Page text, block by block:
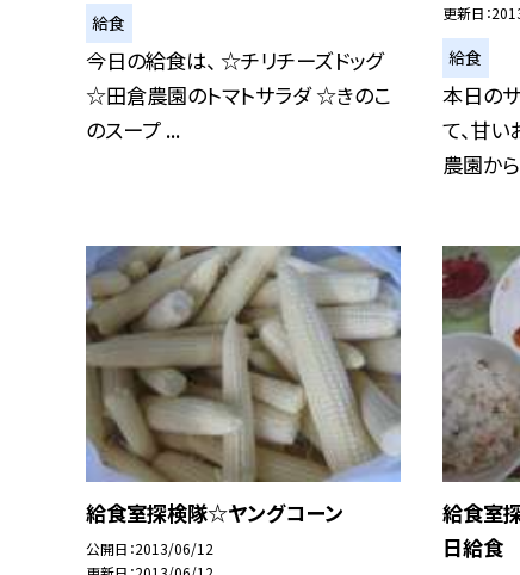
給食
今日の給食は、 ☆チリチーズドッグ
☆田倉農園のトマトサラダ ☆きのこ
のスープ ...
更新日
給食
本日のサ
て、甘い
農園か
給食室探検隊☆ヤングコーン
公開日 2013/06/12
給食室
日給食